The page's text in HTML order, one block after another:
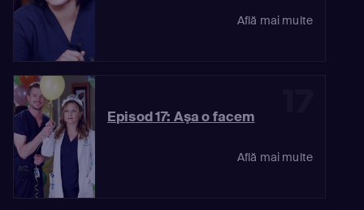
Află mai multe
Episod 17: Aşa o facem
Află mai multe